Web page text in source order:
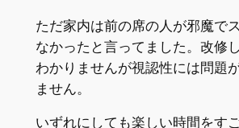
ただ家内は前の席の人が邪魔で
なかったと言ってました。改修
わかりませんが視認性には問題
ません。
いずれにしても楽しい時間をす